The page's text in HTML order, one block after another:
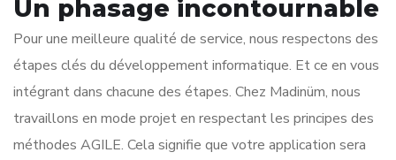
Un phasage incontournable
Pour une meilleure qualité de service, nous respectons des
étapes clés du développement informatique. Et ce en vous
intégrant dans chacune des étapes. Chez Madinüm, nous
travaillons en mode projet en respectant les principes des
méthodes AGILE. Cela signifie que votre application sera